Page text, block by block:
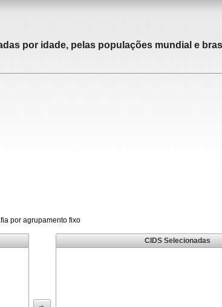
por idade, pelas populações mundial e
por agrupamento fixo
CIDS Selecionadas